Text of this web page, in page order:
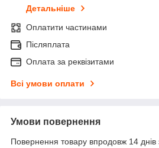
Детальніше
Оплатити частинами
Післяплата
Оплата за реквізитами
Всі умови оплати
Умови повернення
Повернення товару впродовж 14 днів